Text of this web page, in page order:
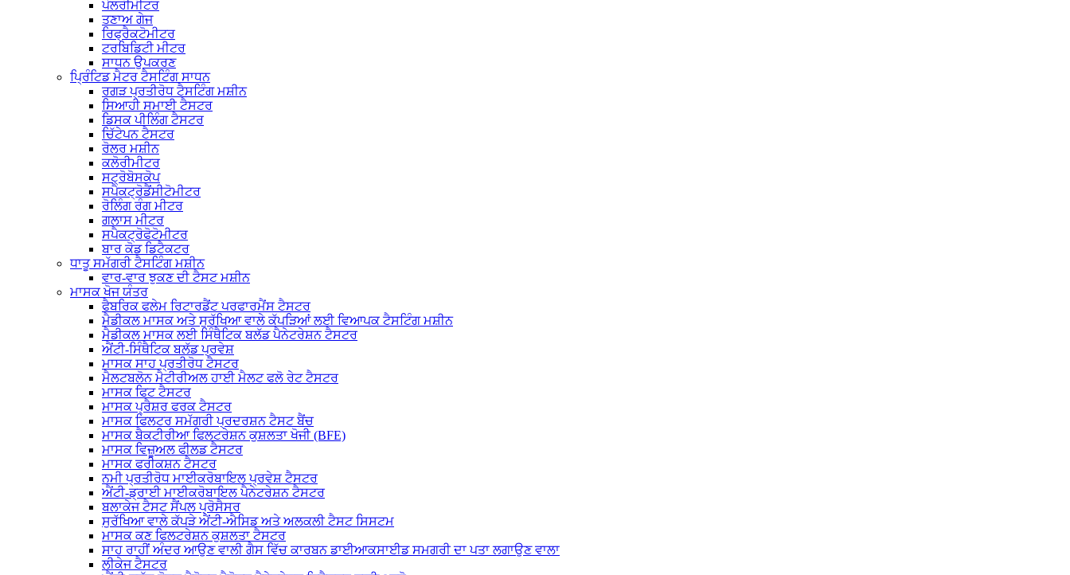
ਪੋਲਰੀਮੀਟਰ
ਤਣਾਅ ਗੇਜ
ਰਿਫ੍ਰੈਕਟੋਮੀਟਰ
ਟਰਬਿਡਿਟੀ ਮੀਟਰ
ਸਾਧਨ ਉਪਕਰਣ
ਪ੍ਰਿੰਟਿਡ ਮੈਟਰ ਟੈਸਟਿੰਗ ਸਾਧਨ
ਰਗੜ ਪ੍ਰਤੀਰੋਧ ਟੈਸਟਿੰਗ ਮਸ਼ੀਨ
ਸਿਆਹੀ ਸਮਾਈ ਟੈਸਟਰ
ਡਿਸਕ ਪੀਲਿੰਗ ਟੈਸਟਰ
ਚਿੱਟੇਪਨ ਟੈਸਟਰ
ਰੋਲਰ ਮਸ਼ੀਨ
ਕਲੋਰੀਮੀਟਰ
ਸਟ੍ਰੋਬੋਸਕੋਪ
ਸਪੈਕਟ੍ਰੋਡੈਂਸੀਟੋਮੀਟਰ
ਰੋਲਿੰਗ ਰੰਗ ਮੀਟਰ
ਗਲਾਸ ਮੀਟਰ
ਸਪੈਕਟ੍ਰੋਫੋਟੋਮੀਟਰ
ਬਾਰ ਕੋਡ ਡਿਟੈਕਟਰ
ਧਾਤੂ ਸਮੱਗਰੀ ਟੈਸਟਿੰਗ ਮਸ਼ੀਨ
ਵਾਰ-ਵਾਰ ਝੁਕਣ ਦੀ ਟੈਸਟ ਮਸ਼ੀਨ
ਮਾਸਕ ਖੋਜ ਯੰਤਰ
ਫੈਬਰਿਕ ਫਲੇਮ ਰਿਟਾਰਡੈਂਟ ਪਰਫਾਰਮੈਂਸ ਟੈਸਟਰ
ਮੈਡੀਕਲ ਮਾਸਕ ਅਤੇ ਸੁਰੱਖਿਆ ਵਾਲੇ ਕੱਪੜਿਆਂ ਲਈ ਵਿਆਪਕ ਟੈਸਟਿੰਗ ਮਸ਼ੀਨ
ਮੈਡੀਕਲ ਮਾਸਕ ਲਈ ਸਿੰਥੈਟਿਕ ਬਲੱਡ ਪੈਨੇਟਰੇਸ਼ਨ ਟੈਸਟਰ
ਐਂਟੀ-ਸਿੰਥੈਟਿਕ ਬਲੱਡ ਪ੍ਰਵੇਸ਼
ਮਾਸਕ ਸਾਹ ਪ੍ਰਤੀਰੋਧ ਟੈਸਟਰ
ਮੈਲਟਬਲੋਨ ਮੈਟੀਰੀਅਲ ਹਾਈ ਮੈਲਟ ਫਲੋ ਰੇਟ ਟੈਸਟਰ
ਮਾਸਕ ਫਿਟ ਟੈਸਟਰ
ਮਾਸਕ ਪ੍ਰੈਸ਼ਰ ਫਰਕ ਟੈਸਟਰ
ਮਾਸਕ ਫਿਲਟਰ ਸਮੱਗਰੀ ਪ੍ਰਦਰਸ਼ਨ ਟੈਸਟ ਬੈਂਚ
ਮਾਸਕ ਬੈਕਟੀਰੀਆ ਫਿਲਟਰੇਸ਼ਨ ਕੁਸ਼ਲਤਾ ਖੋਜੀ (BFE)
ਮਾਸਕ ਵਿਜ਼ੂਅਲ ਫੀਲਡ ਟੈਸਟਰ
ਮਾਸਕ ਫਰੀਕਸ਼ਨ ਟੈਸਟਰ
ਨਮੀ ਪ੍ਰਤੀਰੋਧ ਮਾਈਕਰੋਬਾਇਲ ਪ੍ਰਵੇਸ਼ ਟੈਸਟਰ
ਐਂਟੀ-ਡ੍ਰਾਈ ਮਾਈਕਰੋਬਾਇਲ ਪੈਨੇਟਰੇਸ਼ਨ ਟੈਸਟਰ
ਬਲਾਕੇਜ ਟੈਸਟ ਸੈਂਪਲ ਪ੍ਰੋਸੈਸਰ
ਸੁਰੱਖਿਆ ਵਾਲੇ ਕੱਪੜੇ ਐਂਟੀ-ਐਸਿਡ ਅਤੇ ਅਲਕਲੀ ਟੈਸਟ ਸਿਸਟਮ
ਮਾਸਕ ਕਣ ਫਿਲਟਰੇਸ਼ਨ ਕੁਸ਼ਲਤਾ ਟੈਸਟਰ
ਸਾਹ ਰਾਹੀਂ ਅੰਦਰ ਆਉਣ ਵਾਲੀ ਗੈਸ ਵਿੱਚ ਕਾਰਬਨ ਡਾਈਆਕਸਾਈਡ ਸਮਗਰੀ ਦਾ ਪਤਾ ਲਗਾਉਣ ਵਾਲਾ
ਲੀਕੇਜ ਟੈਸਟਰ